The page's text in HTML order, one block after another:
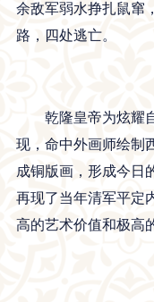
余敌军弱水挣扎鼠窜
路，四处逃亡。
乾隆皇帝为炫耀
现，命中外画师绘制
成铜版画，形成今日
再现了当年清军平定
高的艺术价值和极高